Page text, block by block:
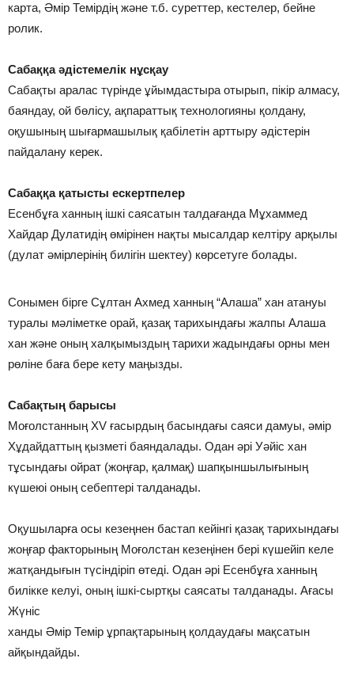
карта, Әмір Темірдің және т.б. суреттер, кестелер, бейне
ролик.
Сабаққа әдістемелік нұсқау
Сабақты аралас түрінде ұйымдастыра отырып, пікір алмасу,
баяндау, ой бөлісу, ақпараттық технологияны қолдану,
оқушының шығармашылық қабілетін арттыру әдістерін
пайдалану керек.
Сабаққа қатысты ескертпелер
Есенбұға ханның ішкі саясатын талдағанда Мұхаммед
Хайдар Дулатидің өмірінен нақты мысалдар келтіру арқылы
(дулат әмірлерінің билігін шектеу) көрсетуге болады.
Сонымен бірге Сұлтан Ахмед ханның “Алаша” хан атануы
туралы мәліметке орай, қазақ тарихындағы жалпы Алаша
хан және оның халқымыздың тарихи жадындағы орны мен
рөліне баға бере кету маңызды.
Сабақтың барысы
Моғолстанның XV ғасырдың басындағы саяси дамуы, әмір
Хұдайдаттың қызметі баяндалады. Одан әрі Уәйіс хан
тұсындағы ойрат (жоңғар, қалмақ) шапқыншылығының
күшеюі оның себептері талданады.
Оқушыларға осы кезеңнен бастап кейінгі қазақ тарихындағы
жоңғар факторының Моғолстан кезеңінен бері күшейіп келе
жатқандығын түсіндіріп өтеді. Одан әрі Есенбұға ханның
билікке келуі, оның ішкі-сыртқы саясаты талданады. Ағасы
Жүніс
ханды Әмір Темір ұрпақтарының қолдаудағы мақсатын
айқындайды.